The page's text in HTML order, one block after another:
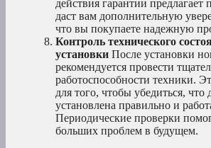
действия гарантии предлагает
даст вам дополнительную
что вы покупаете надежную
Контроль технического
установки После установки
рекомендуется провести
работоспособности техники.
для того, чтобы убедиться, что
установлена правильно и
Периодические проверки
больших проблем в будущем.